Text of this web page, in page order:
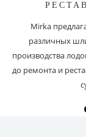
Mirka
различных
производства
до ремонта и